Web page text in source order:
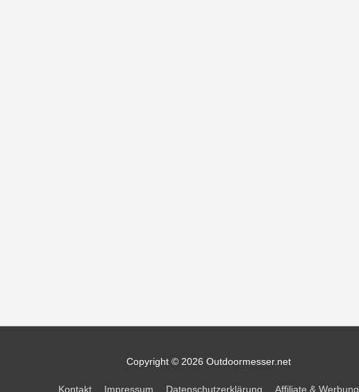
Copyright © 2026 Outdoormesser.net
Kontakt Impressum Datenschutzerklärung Affiliate & Werbung